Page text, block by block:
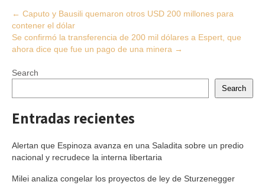
Post
navigation
← Caputo y Bausili quemaron otros USD 200 millones para
contener el dólar
Se confirmó la transferencia de 200 mil dólares a Espert, que
ahora dice que fue un pago de una minera →
Search
Search
Entradas recientes
Alertan que Espinoza avanza en una Saladita sobre un predio
nacional y recrudece la interna libertaria
Milei analiza congelar los proyectos de ley de Sturzenegger